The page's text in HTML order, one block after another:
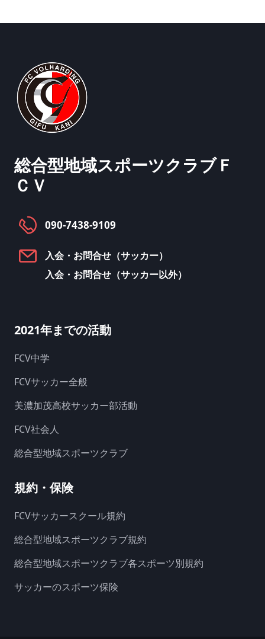
総合型地域スポーツクラブＦ
ＣＶ
090-7438-9109
入会・お問合せ（サッカー）
入会・お問合せ（サッカー以外）
2021年までの活動
FCV中学
FCVサッカー全般
美濃加茂高校サッカー部活動
FCV社会人
総合型地域スポーツクラブ
規約・保険
FCVサッカースクール規約
総合型地域スポーツクラブ規約
総合型地域スポーツクラブ各スポーツ別規約
サッカーのスポーツ保険